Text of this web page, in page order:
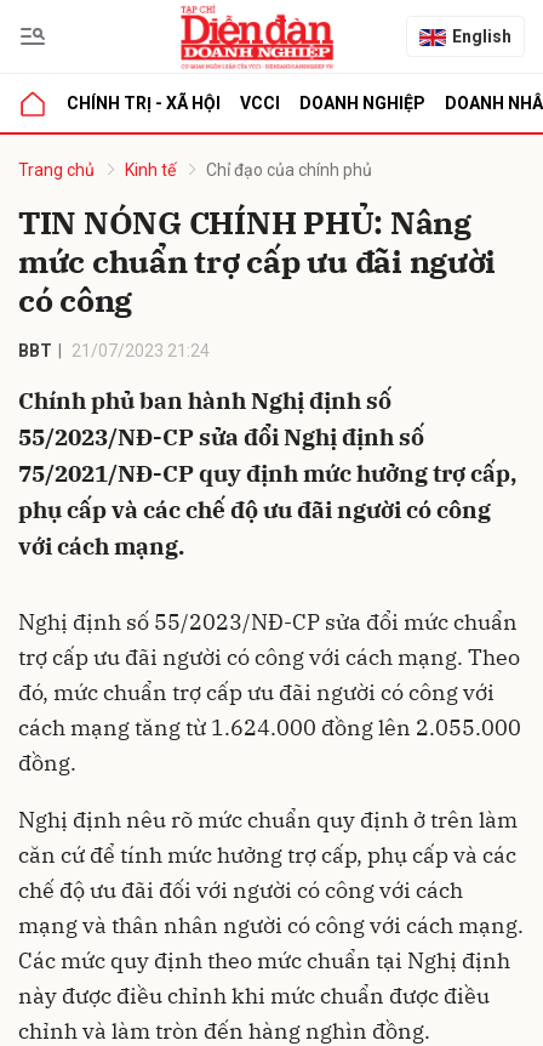
English
CHÍNH TRỊ - XÃ HỘI VCCI DOANH NGHIỆP DOANH
Trang chủ Kinh tế Chỉ đạo của chính phủ
TIN NÓNG CHÍNH PHỦ: Nâng
mức chuẩn trợ cấp ưu đãi người
có công
BBT 21/07/2023 21:24
Chính phủ ban hành Nghị định số
55/2023/NĐ-CP sửa đổi Nghị định số
75/2021/NĐ-CP quy định mức hưởng trợ cấp,
phụ cấp và các chế độ ưu đãi người có công
với cách mạng.
Nghị định số 55/2023/NĐ-CP sửa đổi mức chuẩn
trợ cấp ưu đãi người có công với cách mạng. Theo
đó, mức chuẩn trợ cấp ưu đãi người có công với
cách mạng tăng từ 1.624.000 đồng lên 2.055.000
đồng.
Nghị định nêu rõ mức chuẩn quy định ở trên làm
căn cứ để tính mức hưởng trợ cấp, phụ cấp và các
chế độ ưu đãi đối với người có công với cách
mạng và thân nhân người có công với cách mạng.
Các mức quy định theo mức chuẩn tại Nghị định
này được điều chỉnh khi mức chuẩn được điều
chỉnh và làm tròn đến hàng nghìn đồng.
luận